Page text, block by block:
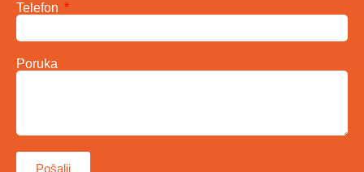
Telefon
Poruka
Pošalji